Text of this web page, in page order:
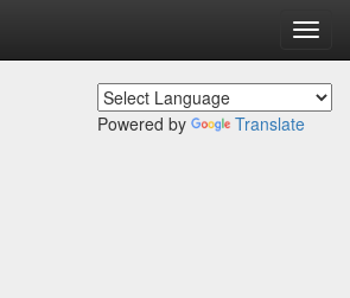
Powered by Translate